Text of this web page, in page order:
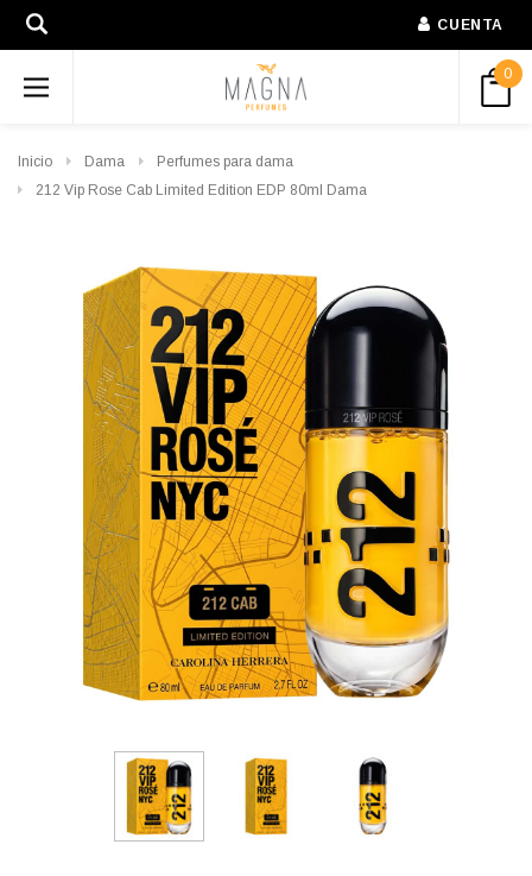
CUENTA
0
Inicio Dama
Perfumes para dama
212 Vip Rose Cab Limited Edition EDP 80ml Dama